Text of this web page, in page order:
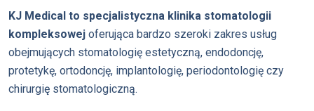
KJ Medical to specjalistyczna klinika stomatologii
kompleksowej oferująca bardzo szeroki zakres usług
obejmujących stomatologię estetyczną, endodoncję,
protetykę, ortodoncję, implantologię, periodontologię czy
chirurgię stomatologiczną.